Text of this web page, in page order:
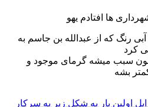
ها افتادم یهو
رنگ که از عبدالله بن جاسم به
کرد
سبب میشه گرمای موجود و